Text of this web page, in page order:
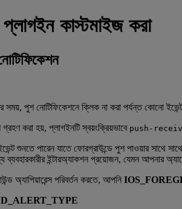
কাস্টমাইজ করা
সময়, পুশ নোটিফিকেশনে ক্লিক না করা পর্যন্ত কোনো
করা হয়, প্লাগইনটি স্বয়ংক্রিয়ভাবে push-
শুনতে পারেন যাতে ফোরগ্রাউন্ডে পুশ পাওয়ার সাথে
ব্যবহারকারীর ইন্টারঅ্যাকশন প্রয়োজন, যেমন আপনার
অ্যাপিয়ারেন্স পরিবর্তন করতে, আপনি